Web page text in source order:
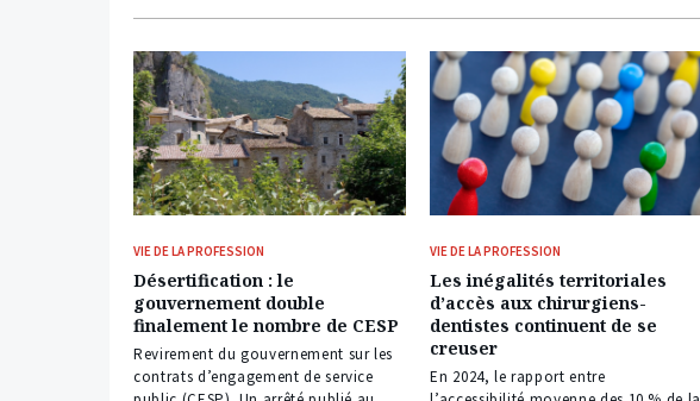
VIE DE LA PROFESSION
Désertification : le
gouvernement double
finalement le nombre de CESP
Revirement du gouvernement sur les
contrats d’engagement de service
VIE DE LA PROFESSION
Les inégalités territoriales
d’accès aux chirurgiens-
dentistes continuent de se
creuser
En 2024, le rapport entre